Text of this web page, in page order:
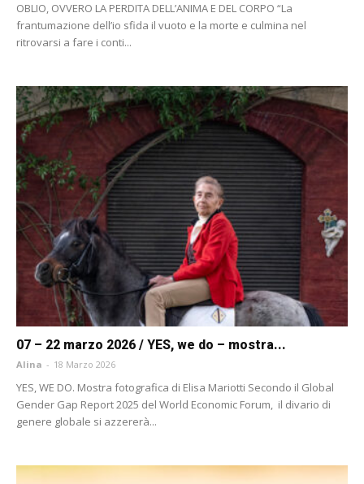
OBLIO, OVVERO LA PERDITA DELL’ANIMA E DEL CORPO “La
frantumazione dell’io sfida il vuoto e la morte e culmina nel
ritrovarsi a fare i conti...
07 – 22 marzo 2026 / YES, we do – mostra...
Alina - 18 Marzo 2026
YES, WE DO. Mostra fotografica di Elisa Mariotti Secondo il Global
Gender Gap Report 2025 del World Economic Forum, il divario di
genere globale si azzererà...